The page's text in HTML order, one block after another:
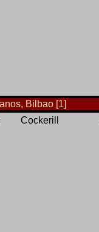
Bilbao [1]
Cockerill